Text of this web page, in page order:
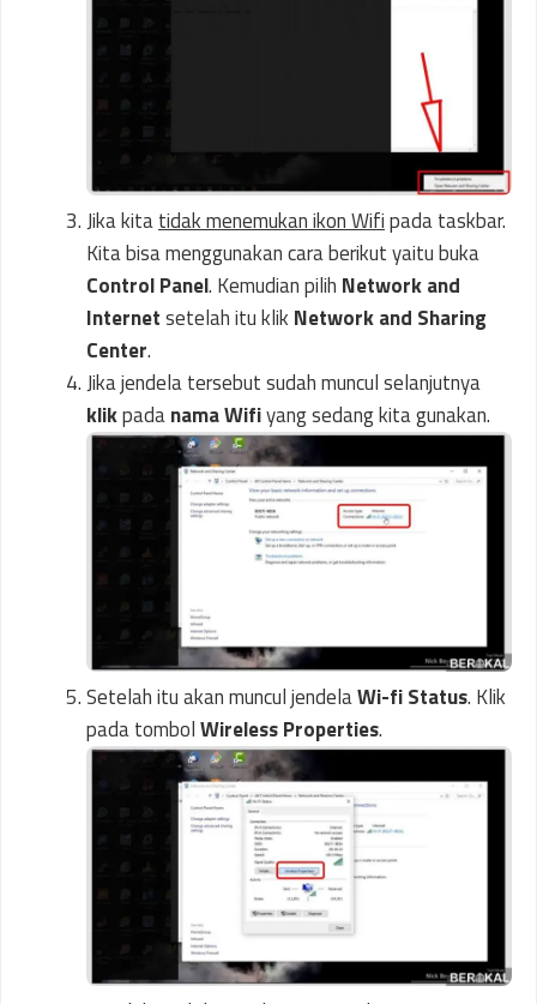
Jika kitatidak menemukan ikon Wifipada taskbar.
Kita bisa menggunakan cara berikut yaitu buka
Control Panel. Kemudian pilih Network and
Internetsetelah itu klik Network and Sharing
Center.
Jika jendela tersebut sudah muncul selanjutnya
klikpadanama Wifiyang sedang kita gunakan.
Setelah itu akan muncul jendelaWi-fi Status. Klik
pada tombolWireless Properties.